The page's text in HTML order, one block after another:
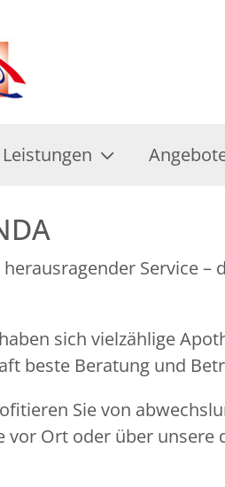
Leistungen
Service
sich vielzählige
beste Beratung und
Sie von
vor Ort oder über unsere